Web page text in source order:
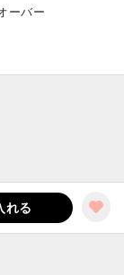
ーバー
れる